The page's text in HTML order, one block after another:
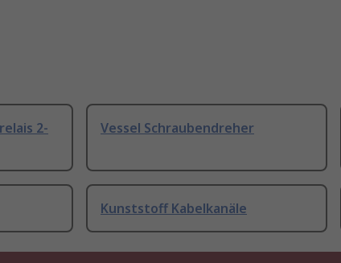
2-
Vessel Schraubendreher
Kunststoff Kabelkanäle